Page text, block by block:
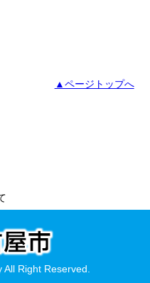
▲ページトップへ
Right Reserved.